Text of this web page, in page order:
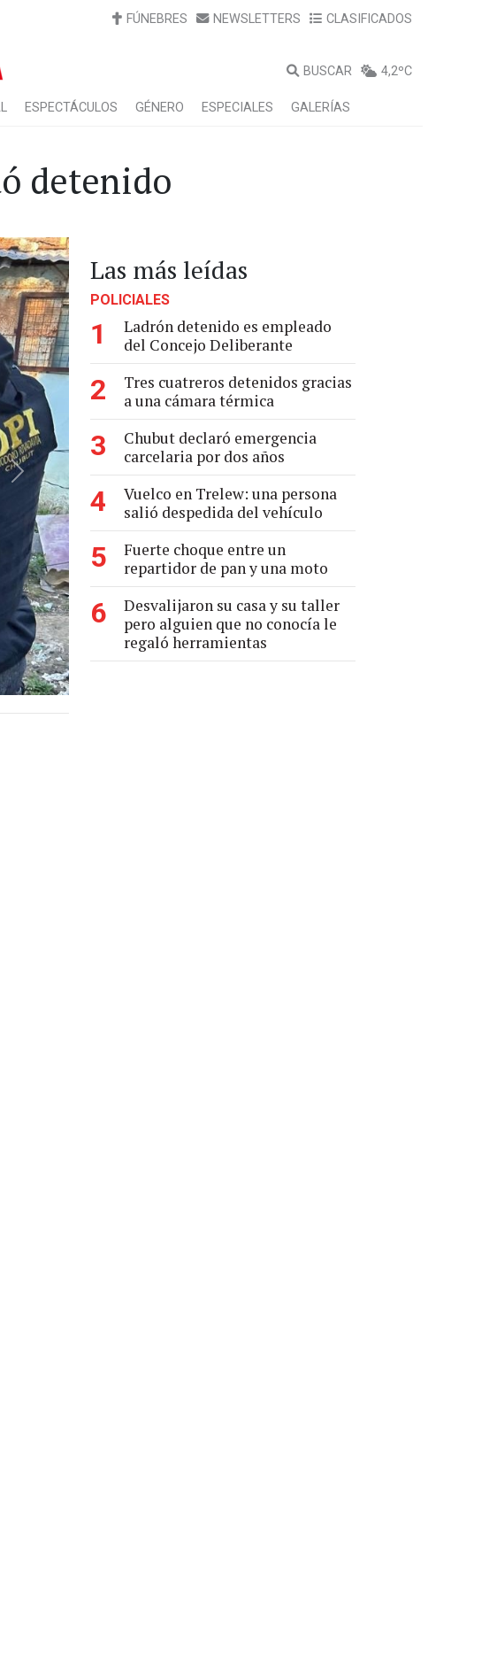
FÚNEBRES NEWSLETTERS CLASIFICADOS
BUSCAR 4,2ºC
ESPECTÁCULOS GÉNERO ESPECIALES GALERÍAS
detenido
Siguiente
Las más leídas
POLICIALES
1
Ladrón detenido es empleado
del Concejo Deliberante
2
Tres cuatreros detenidos gracias
a una cámara térmica
3
Chubut declaró emergencia
carcelaria por dos años
4
Vuelco en Trelew: una persona
salió despedida del vehículo
5
Fuerte choque entre un
repartidor de pan y una moto
6
Desvalijaron su casa y su taller
pero alguien que no conocía le
regaló herramientas